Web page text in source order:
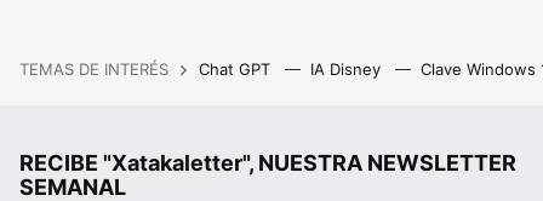
TEMAS DE INTERÉS Chat GPT IA Disney Clave Windows
RECIBE "Xatakaletter", NUESTRA NEWSLETTER
SEMANAL